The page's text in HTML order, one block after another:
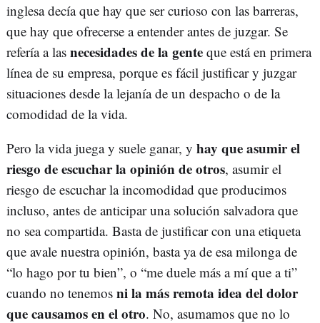
inglesa decía que hay que ser curioso con las barreras,
que hay que ofrecerse a entender antes de juzgar. Se
refería a las necesidades de la gente que está en primera
línea de su empresa, porque es fácil justificar y juzgar
situaciones desde la lejanía de un despacho o de la
comodidad de la vida.
Pero la vida juega y suele ganar, y hay que asumir el
riesgo de escuchar la opinión de otros, asumir el
riesgo de escuchar la incomodidad que producimos
incluso, antes de anticipar una solución salvadora que
no sea compartida. Basta de justificar con una etiqueta
que avale nuestra opinión, basta ya de esa milonga de
“lo hago por tu bien”, o “me duele más a mí que a ti”
cuando no tenemos ni la más remota idea del dolor
que causamos en el otro. No, asumamos que no lo